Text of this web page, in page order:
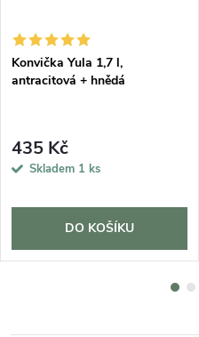
Konvička Yula 1,7 l,
antracitová + hnědá
435 Kč
Skladem 1 ks
DO KOŠÍKU